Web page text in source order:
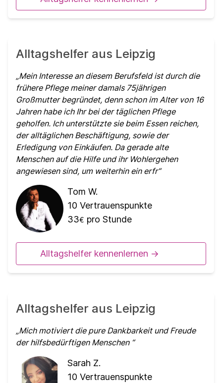
Alltagshelfer aus Leipzig
Mein Interesse an diesem Berufsfeld ist durch die
frühere Pflege meiner damals 75jährigen
Großmutter begründet, denn schon im Alter von 16
Jahren habe ich Ihr bei der täglichen Pflege
geholfen. Ich unterstützte sie beim Essen reichen,
der alltäglichen Beschäftigung, sowie der
Erledigung von Einkäufen. Da gerade alte
Menschen auf die Hilfe und ihr Wohlergehen
angewiesen sind, um weiterhin ein erfr
Tom W.
10 Vertrauenspunkte
33€ pro Stunde
Alltagshelfer kennenlernen ->
Alltagshelfer aus Leipzig
Mich motiviert die pure Dankbarkeit und Freude
der hilfsbedürftigen Menschen
Sarah Z.
10 Vertrauenspunkte